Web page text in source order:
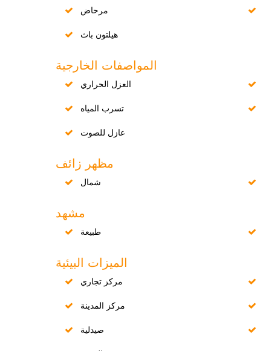
مرحاض
هيلتون باث
المواصفات الخارجية
العزل الحراري
تسرب المياه
عازل للصوت
مظهر زائف
شمال
مشهد
طبيعة
الميزات البيئية
مركز تجاري
مركز المدينة
صيدلية